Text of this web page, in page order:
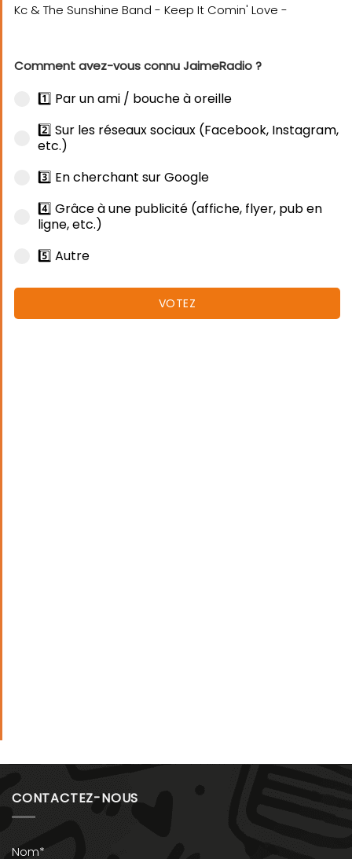
Comment avez-vous connu JaimeRadio ?
1️⃣ Par un ami / bouche à oreille
2️⃣ Sur les réseaux sociaux (Facebook, Instagram,
etc.)
3️⃣ En cherchant sur Google
4️⃣ Grâce à une publicité (affiche, flyer, pub en
ligne, etc.)
5️⃣ Autre
VOTEZ
CONTACTEZ-NOUS
Nom*